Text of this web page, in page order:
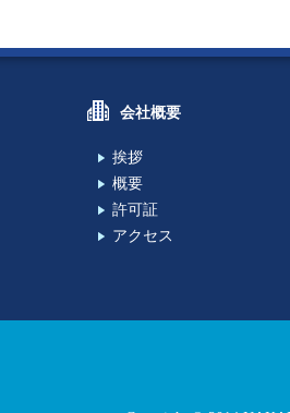
会社概要
挨拶
概要
許可証
アクセス